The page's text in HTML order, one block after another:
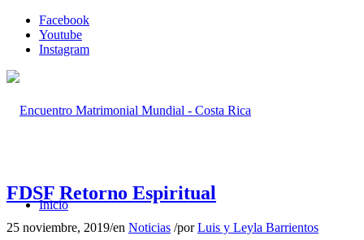
Facebook
Youtube
Instagram
Inicio
FDSF Retorno Espiritual
25 noviembre, 2019/en Noticias /porLuis y Leyla Barrientos